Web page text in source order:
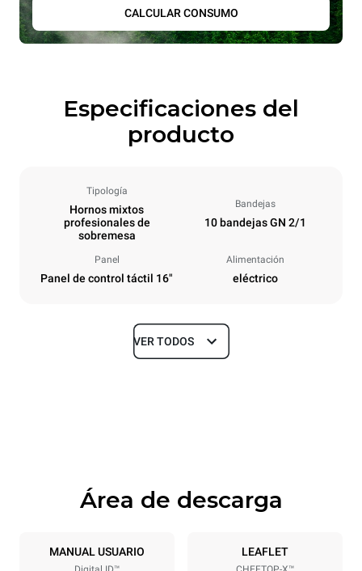
CALCULAR CONSUMO
Especificaciones del
producto
Tipología
Hornos mixtos
profesionales de
sobremesa
Bandejas
10 bandejas GN 2/1
Panel
Panel de control táctil 16"
Alimentación
eléctrico
Tamaños
Especificaciones de la bandeja
10 GN 2/1
VER TODOS
Área de descarga
MANUAL USUARIO LEAFLET